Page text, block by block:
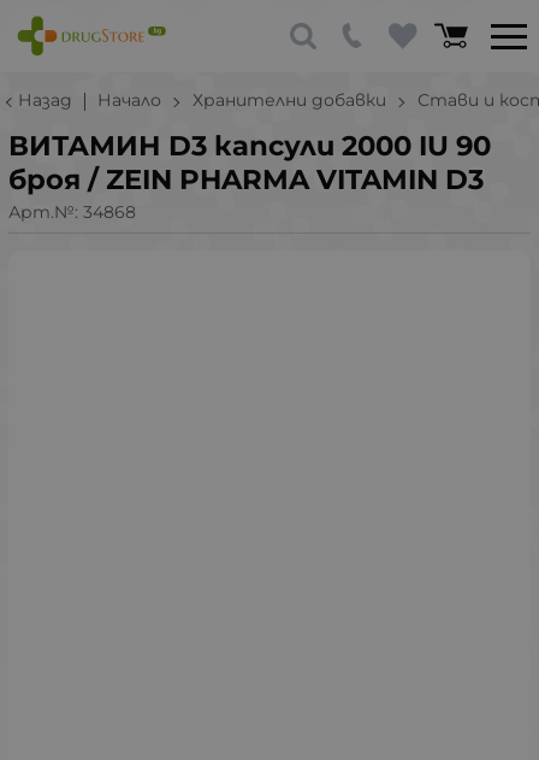
Назад Начало Хранителни добавки Стави и
ВИТАМИН D3 капсули 2000 IU 90
броя / ZEIN PHARMA VITAMIN D3
Арт.№: 34868